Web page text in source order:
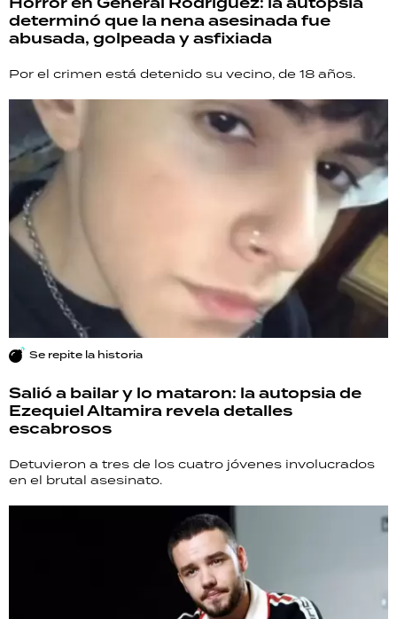
determinó que la nena asesinada fue
abusada, golpeada y asfixiada
Por el crimen está detenido su vecino, de 18 años.
Se repite la historia
Salió a bailar y lo mataron: la autopsia de
Ezequiel Altamira revela detalles
escabrosos
Detuvieron a tres de los cuatro jóvenes involucrados
en el brutal asesinato.